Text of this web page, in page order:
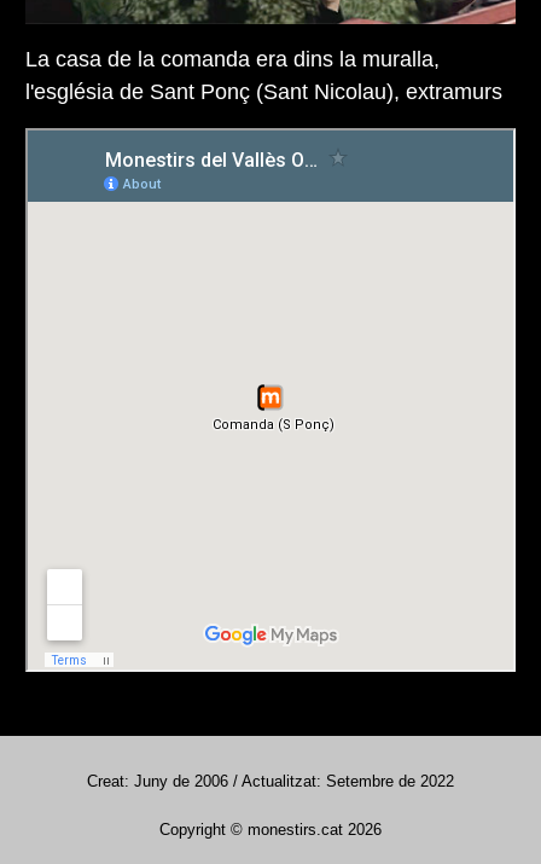
La casa de la comanda era dins la muralla,
l'església de Sant Ponç (Sant Nicolau), extramurs
Creat: Juny de 2006 / Actualitzat: Setembre de 2022